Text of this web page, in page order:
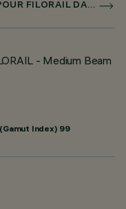
LASER SUSPENSION Ø 59 / 75 MM POUR FILORAIL DALI POWERLINE
- Medium Beam
Index) 99